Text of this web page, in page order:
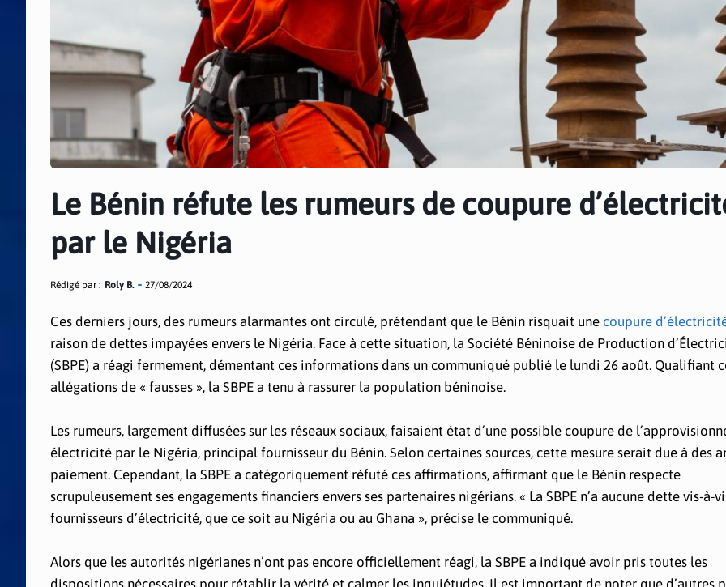
Le Bénin réfute les rumeurs de coupure
par le Nigéria
Rédigé par : Roly B. 27/08/2024
Ces derniers jours, des rumeurs alarmantes ont circulé, prétendant que le Bénin risquait une coupure
raison de dettes impayées envers le Nigéria. Face à cette situation, la Société Béninoise de Production
(SBPE) a réagi fermement, démentant ces informations dans un communiqué publié le lundi 26 août. Qualifiant
allégations de « fausses », la SBPE a tenu à rassurer la population béninoise.
Les rumeurs, largement diffusées sur les réseaux sociaux, faisaient état d’une possible coupure de
électricité par le Nigéria, principal fournisseur du Bénin. Selon certaines sources, cette mesure serait due à des
paiement. Cependant, la SBPE a catégoriquement réfuté ces affirmations, affirmant que le Bénin respecte
scrupuleusement ses engagements financiers envers ses partenaires nigérians. « La SBPE n’a aucune dette vis-à-
fournisseurs d’électricité, que ce soit au Nigéria ou au Ghana », précise le communiqué.
Alors que les autorités nigérianes n’ont pas encore officiellement réagi, la SBPE a indiqué avoir pris toutes les